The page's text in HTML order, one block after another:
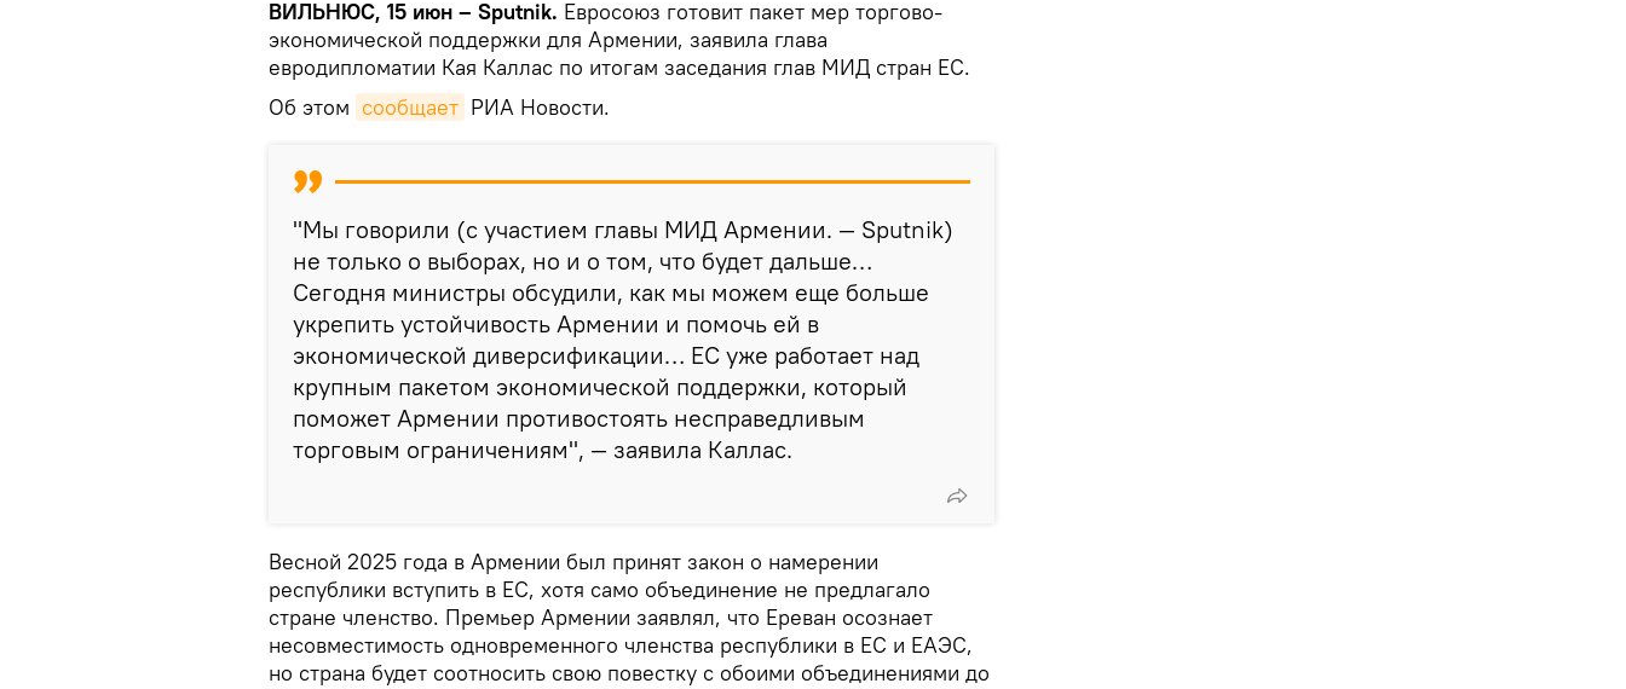
ВИЛЬНЮС, 15 июн – Sputnik. Евросоюз готовит пакет мер торгово-
экономической поддержки для Армении, заявила глава
евродипломатии Кая Каллас по итогам заседания глав МИД стран ЕС.
Об этом сообщает РИА Новости.
"Мы говорили (с участием главы МИД Армении. — Sputnik)
не только о выборах, но и о том, что будет дальше…
Сегодня министры обсудили, как мы можем еще больше
укрепить устойчивость Армении и помочь ей в
экономической диверсификации… ЕС уже работает над
крупным пакетом экономической поддержки, который
поможет Армении противостоять несправедливым
торговым ограничениям", — заявила Каллас.
Весной 2025 года в Армении был принят закон о намерении
республики вступить в ЕС, хотя само объединение не предлагало
стране членство. Премьер Армении заявлял, что Ереван осознает
несовместимость одновременного членства республики в ЕС и ЕАЭС,
но страна будет соотносить свою повестку с обоими объединениями до